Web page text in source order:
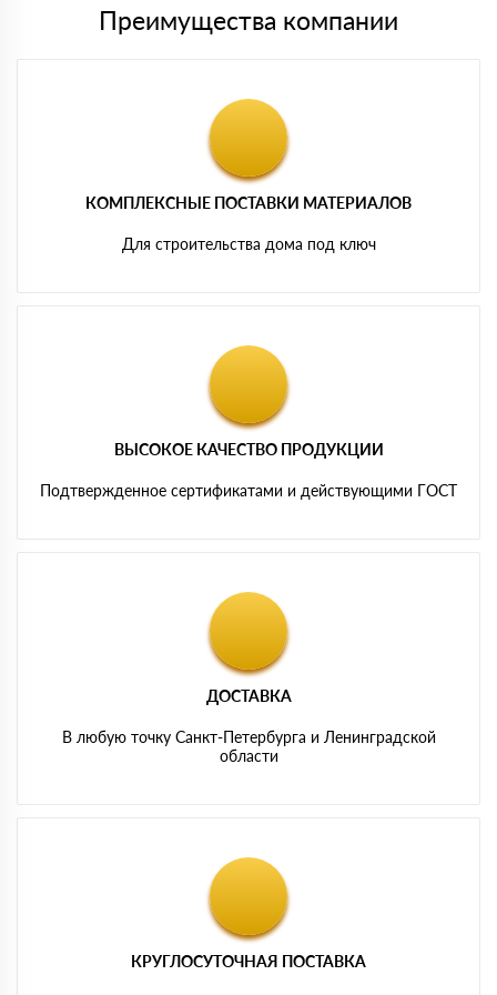
Преимущества компании
КОМПЛЕКСНЫЕ ПОСТАВКИ МАТЕРИАЛОВ
Для строительства дома под ключ
ВЫСОКОЕ КАЧЕСТВО ПРОДУКЦИИ
Подтвержденное сертификатами и действующими ГОСТ
ДОСТАВКА
В любую точку Санкт-Петербурга и Ленинградской
области
КРУГЛОСУТОЧНАЯ ПОСТАВКА